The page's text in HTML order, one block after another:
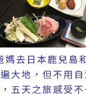
去日本鹿兒島
大地，但不用
五天之旅感受不